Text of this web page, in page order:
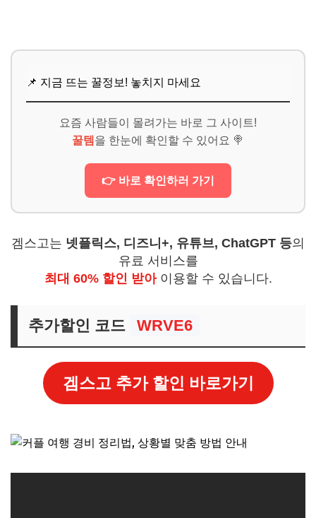
📌 지금 뜨는 꿀정보! 놓치지 마세요
요즘 사람들이 몰려가는 바로 그 사이트!
꿀템 을 한눈에 확인할 수 있어요 🍭
👉 바로 확인하러 가기
겜스고는 넷플릭스, 디즈니+, 유튜브, ChatGPT 등의
유료 서비스를
최대 60% 할인 받아이용할 수 있습니다.
추가할인 코드 WRVE6
겜스고 추가 할인 바로가기